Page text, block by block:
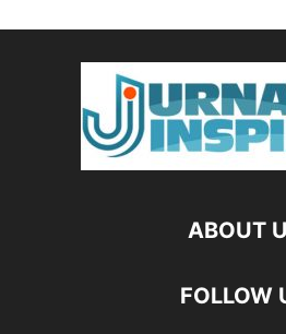
ABOUT
FOLLOW